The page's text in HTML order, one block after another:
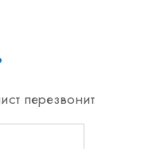
перезвонит